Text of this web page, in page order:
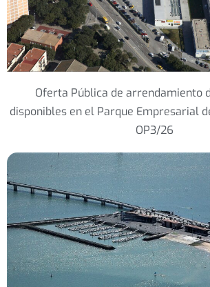
Oferta Pública de arrendamiento
disponibles en el Parque Empresarial
OP3/26